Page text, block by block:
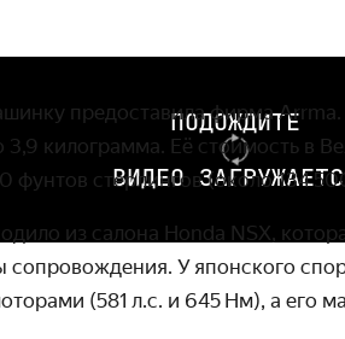
ПОДОЖДИТЕ
ВИДЕО
предоставила фирма
килограмма. Её стоимость в
фунтов стерлингов (около 134
из салона Honda NSX,
У японского
(581 л.с. и 645 Нм), а его